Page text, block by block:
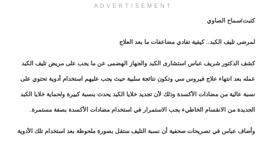
ADVERTISEMENT
كتبت/سماح الصاوي
لمرضى تليف الكبد.. كيفية تفادي مضاعفات ما بعد العلاج
كشف الدكتور شريف عباس استشارى الكبد والجهاز الهضمى عن ما يجب على مريض تليف الكبد
عمله بعد انتهاء علاج فيروس سي وتكون نتائجة سلبية حيث يجب عليهم استخدام أدوية تحتوي على
نسبة عالية من مضادات الأكسدة وذلك لأن تجديد خلايا الكبد يحدث بنسبة كبيرة ولحماية خلايا الكبد
الجديدة من الانقسام الخاطيء يجب الاستمرار في استخدام مضادات الأكسدة بصفة مستمرة.
وأضاف عباس في تصريحات صحفية أن نسبة التليف ستقل بصورة ملحوظة بعد استخدام تلك الأدوية